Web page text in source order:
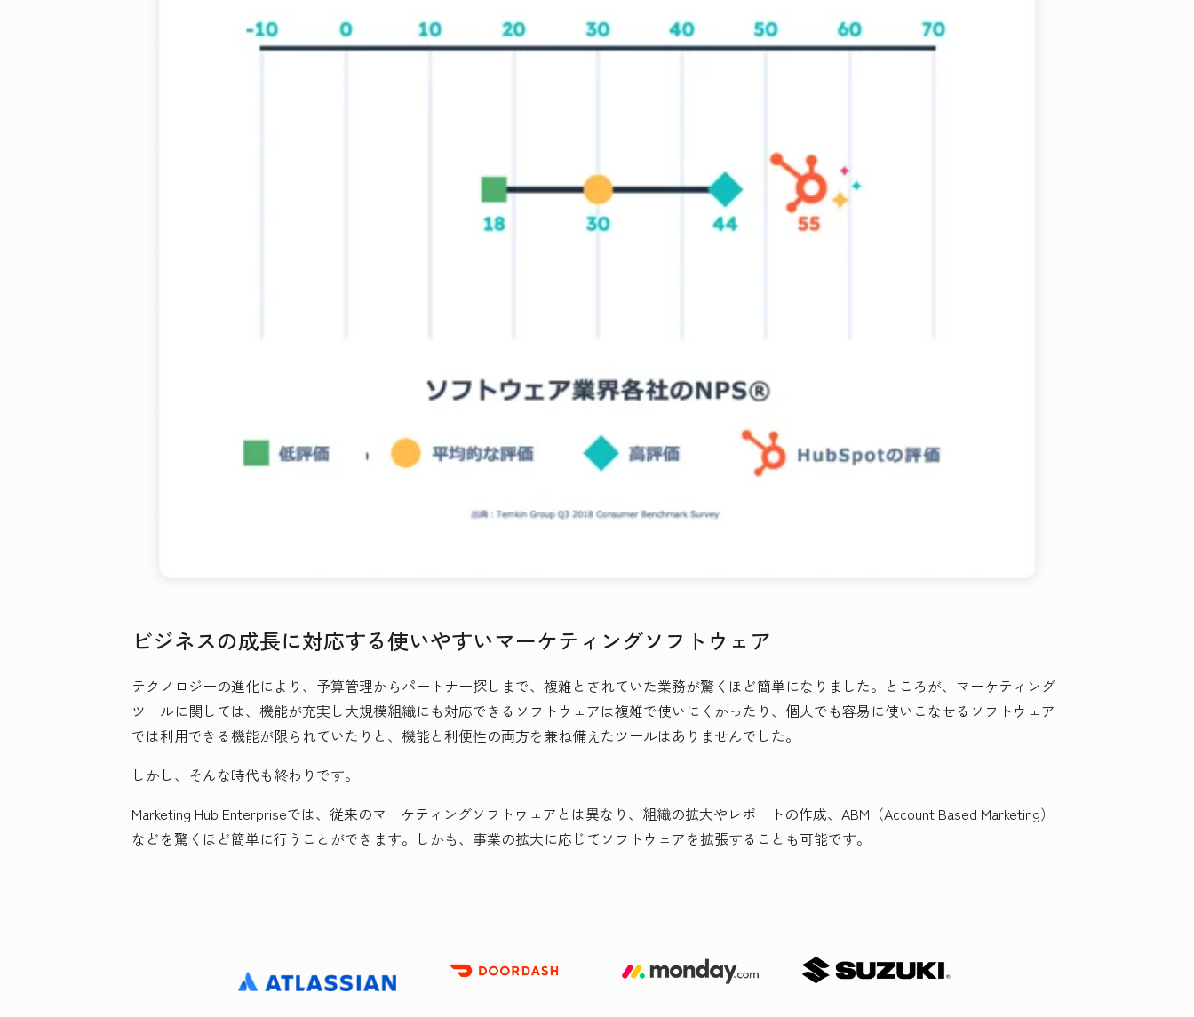
ビジネスの成長に対応する使いやすいマーケティングソフトウェア
テクノロジーの進化により、予算管理からパートナー探しまで、複雑とされていた業務が驚くほど簡単になりました。ところが、マーケティング
ツールに関しては、機能が充実し大規模組織にも対応できるソフトウェアは複雑で使いにくかったり、個人でも容易に使いこなせるソフトウェア
では利用できる機能が限られていたりと、機能と利便性の両方を兼ね備えたツールはありませんでした。
しかし、そんな時代も終わりです。
Marketing Hub Enterpriseでは、従来のマーケティングソフトウェアとは異なり、組織の拡大やレポートの作成、ABM（Account Based Marketing）
などを驚くほど簡単に行うことができます。しかも、事業の拡大に応じてソフトウェアを拡張することも可能です。